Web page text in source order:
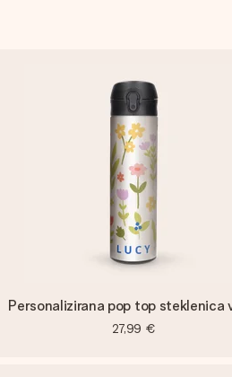
Personalizirana pop top steklenica
27,99 €